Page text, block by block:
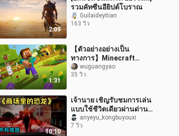
2:09
รวมคัทซีนอียิปต์โบราณ
Guilaideyitian
163 วิว
1:31
【ตัวอย่างอย่างเป็น
ทางการ】Minecraft
"Buzzing Swarm" อัปเดต
Java Edition/Bedrock
wuguangyao
35 วิว
10:10
เจ้านาย เชิญรับชมการเล่น
แบบใช้ชีวิตเดียวผ่านด่าน
“ไดโนเสาร์ในห้าง” ได้เลย!
anyeyu_kongbuyouxi
7 วิว